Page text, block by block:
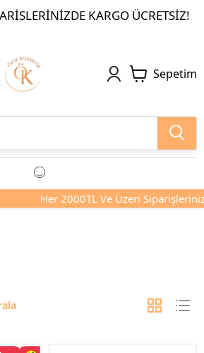
KARGO ÜCRETSIZ!
Sepetim
Her 2000TL Ve Üzeri Siparişlerinizde